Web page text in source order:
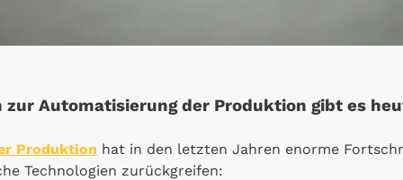
zur Automatisierung der Produktion gibt es
Produktion hat in den letzten Jahren enorme
Technologien zurückgreifen: